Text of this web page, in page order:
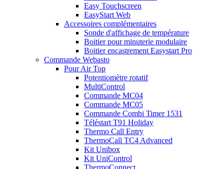
Easy Touchscreen
EasyStart Web
Accessoires complémentaires
Sonde d'affichage de température
Boitier pour minuterie modulaire
Boitier encastrement Easystart Pro
Commande Webasto
Pour Air Top
Potentiomètre rotatif
MultiControl
Commande MC04
Commande MC05
Commande Combi Timer 1531
Téléstart T91 Holiday
Thermo Call Entry
ThermoCall TC4 Advanced
Kit Unibox
Kit UniControl
ThermoConnect